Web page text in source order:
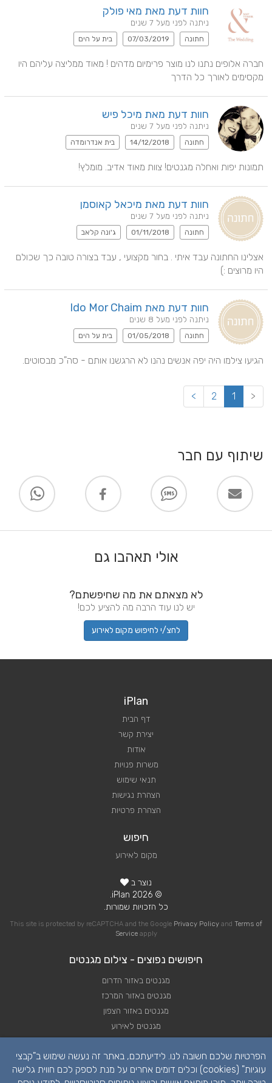
חוות דעת מאת מאי פולק
ניתנה לפני מעל 7 שנים
חתונה 07/03/2019 בית על הים
מקסימים לאורך כל הדרך
חוות דעת מאת מיכל פיש
ניתנה לפני מעל 7 שנים
חתונה 14/12/2018 בית אנדרומדה
תמונות יפות ואחלה מגנטים! צוות מאוד אדיב. מומלץ!
חוות דעת מאת מיכאל קאוסמן
ניתנה לפני מעל 7 שנים
חתונה 01/11/2018 ג'ונה קלאב
היו מרוצים :)
חוות דעת מאת Ido Mor Chaim
ניתנה לפני מעל 8 שנים
חתונה 01/05/2018 בית על הים
הגיעו צילמו היה יפה אנשים נהנו לא הרגשנו אותם - סה"כ מבסוטים.
<
1
2
>
שיתוף עם חבר
אולי תאהבו גם
לא מצאתם את מה שחיפשתם?
יש לנו עוד הרבה מה להציע לכם!
לחצ/י לחיפוש מקום לאירוע
iPlan
דף הבית
יצירת קשר
אודות
משרות פנויות
תנאי שימוש
הצהרת נגישות
הצהרת פרטיות
חיפוש
מקום לאירוע
נוצר ב
© 2026 iPlan.
כל הזכויות שמורות.
This site is protected by reCAPTCHA and the Google Privacy Policy and Terms of
Serviceapply
חיפושים נפוצים - צילום מגנטים
מגנטים באזור הדרום
מגנטים באזור המרכז
מגנטים באזור הצפון
מגנטים לאירוע
צילום מגנטים
הפרטיות שלכם חשובה לנו. לידיעתכם, באתר זה נעשה שימוש ב"קבצי
עוגיות" (cookies) וכלים דומים אחרים על מנת לספק לכם חווית גלישה